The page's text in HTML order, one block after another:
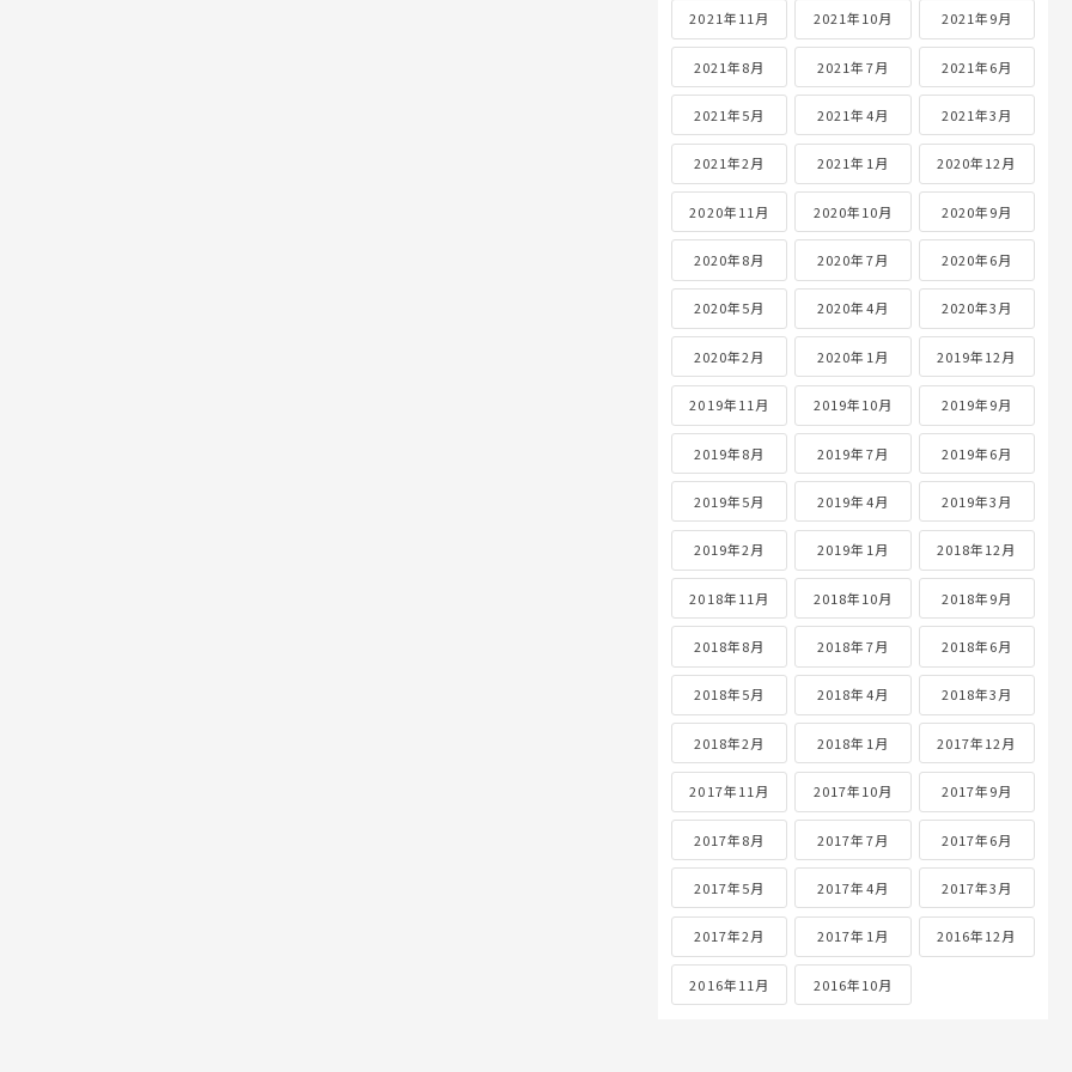
2021年11月 2021年10月 2021年9月
2021年8月 2021年7月 2021年6月
2021年5月 2021年4月 2021年3月
2021年2月 2021年1月 2020年12月
2020年11月 2020年10月 2020年9月
2020年8月 2020年7月 2020年6月
2020年5月 2020年4月 2020年3月
2020年2月 2020年1月 2019年12月
2019年11月 2019年10月 2019年9月
2019年8月 2019年7月 2019年6月
2019年5月 2019年4月 2019年3月
2019年2月 2019年1月 2018年12月
2018年11月 2018年10月 2018年9月
2018年8月 2018年7月 2018年6月
2018年5月 2018年4月 2018年3月
2018年2月 2018年1月 2017年12月
2017年11月 2017年10月 2017年9月
2017年8月 2017年7月 2017年6月
2017年5月 2017年4月 2017年3月
2017年2月 2017年1月 2016年12月
2016年11月 2016年10月